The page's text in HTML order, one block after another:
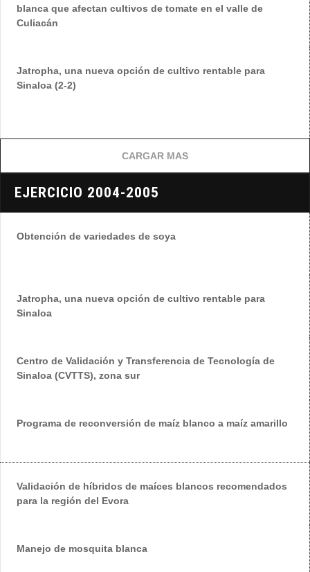
blanca que afectan cultivos de tomate en el valle de
Culiacán
Jatropha, una nueva opción de cultivo rentable para
Sinaloa (2-2)
CARGAR MAS
EJERCICIO 2004-2005
Obtención de variedades de soya
Jatropha, una nueva opción de cultivo rentable para
Sinaloa
Centro de Validación y Transferencia de Tecnología de
Sinaloa (CVTTS), zona sur
Programa de reconversión de maíz blanco a maíz amarillo
Validación de híbridos de maíces blancos recomendados
para la región del Evora
Manejo de mosquita blanca